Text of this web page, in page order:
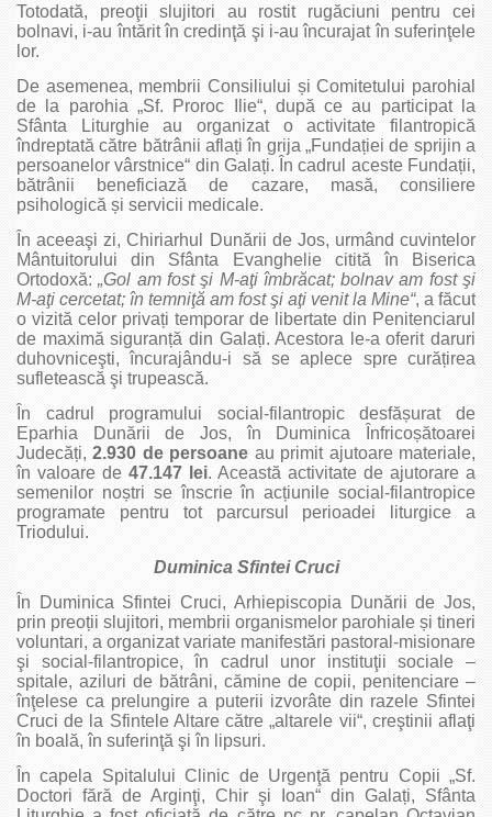
Totodată, preoţii slujitori au rostit rugăciuni pentru cei
bolnavi, i‑au întărit în credinţă şi i‑au încurajat în suferinţele
lor.
De asemenea, membrii Consiliului și Comitetului parohial
de la parohia „Sf. Proroc Ilie“, după ce au participat la
Sfânta Liturghie au organizat o activitate filantropică
îndreptată către bătrânii aflați în grija „Fundației de sprijin a
persoanelor vârstnice“ din Galați. În cadrul aceste Fundații,
bătrânii beneficiază de cazare, masă, consiliere
psihologică și servicii medicale.
În aceeaşi zi, Chiriarhul Dunării de Jos, urmând cuvintelor
Mântuitorului din Sfânta Evanghelie citită în Biserica
Ortodoxă:„Gol am fost şi M‑aţi îmbrăcat; bolnav am fost şi
M‑aţi cercetat; în temniţă am fost şi aţi venit la Mine“, a făcut
o vizită celor privați temporar de libertate din Penitenciarul
de maximă siguranță din Galați. Acestora le‑a oferit daruri
duhovniceşti, încurajându‑i să se aplece spre curățirea
sufletească şi trupească.
În cadrul programului social‑filantropic desfășurat de
Eparhia Dunării de Jos, în Duminica Înfricoșătoarei
Judecăți,2.930 de persoane au primit ajutoare materiale,
în valoare de 47.147 lei. Această activitate de ajutorare a
semenilor noștri se înscrie în acțiunile social‑filantropice
programate pentru tot parcursul perioadei liturgice a
Triodului.
Duminica Sfintei Cruci
În Duminica Sfintei Cruci, Arhiepiscopia Dunării de Jos,
prin preoții slujitori, membrii organismelor parohiale și tineri
voluntari, a organizat variate manifestări pastoral‑misionare
şi social‑filantropice, în cadrul unor instituţii sociale –
spitale, aziluri de bătrâni, cămine de copii, penitenciare –
înţelese ca prelungire a puterii izvorâte din razele Sfintei
Cruci de la Sfintele Altare către „altarele vii“, creştinii aflaţi
în boală, în suferinţă şi în lipsuri.
În capela Spitalului Clinic de Urgenţă pentru Copii „Sf.
Doctori fără de Arginţi, Chir şi Ioan“ din Galați, Sfânta